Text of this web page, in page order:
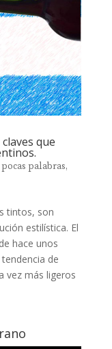
claves que
pocas palabras,
tintos, son
estilística. El
hace unos
de
vez más ligeros